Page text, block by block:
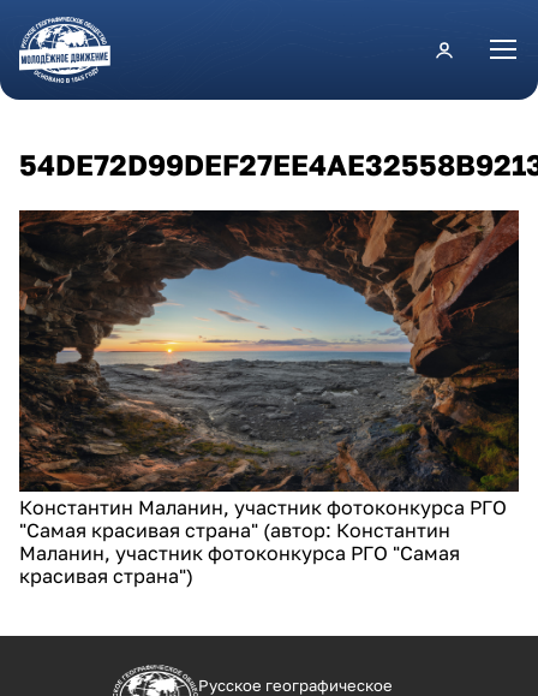
Перейти к основному содержанию
Константин Маланин, участник фотоконкурса РГО
"Самая красивая страна" (автор: Константин
Маланин, участник фотоконкурса РГО "Самая
красивая страна")
Русское географическое